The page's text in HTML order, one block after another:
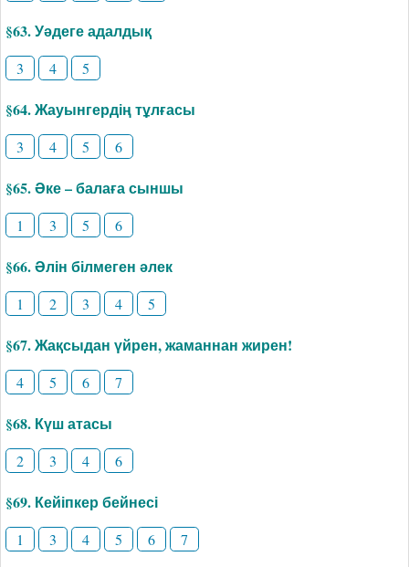
§63. Уәдеге адалдық
3 4 5
§64. Жауынгердің тұлғасы
3 4 5 6
§65. Әке – балаға сыншы
1 3 5 6
§66. Әлін білмеген әлек
1 2 3 4 5
§67. Жақсыдан үйрен, жаманнан жирен!
4 5 6 7
§68. Күш атасы
2 3 4 6
§69. Кейіпкер бейнесі
1 3 4 5 6 7